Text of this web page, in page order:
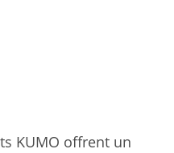
KUMO offrent un